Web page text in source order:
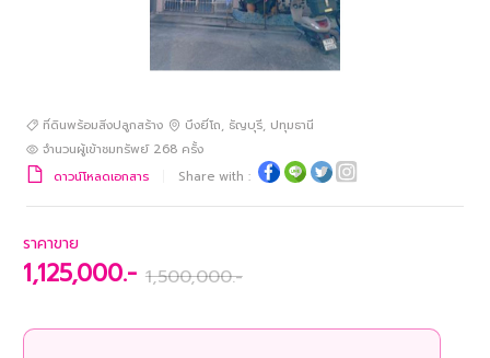
ที่ดินพร้อมสิ่งปลูกสร้าง บึงยี่โถ, ธัญบุรี, ปทุมธานี
จำนวนผู้เข้าชมทรัพย์ 268 ครั้ง
ดาวน์โหลดเอกสาร
Share with :
ราคาขาย
1,125,000.- 1,500,000.-